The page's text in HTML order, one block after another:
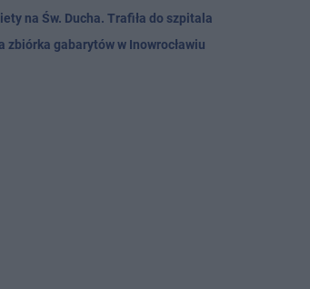
na Św. Ducha. Trafiła do szpitala
zbiórka gabarytów w Inowrocławiu